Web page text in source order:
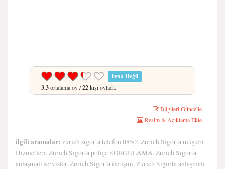
Fena Değil
3.3ortalama oy /22kişi oyladı.
Bilgileri Güncelle
Resim & Açıklama Ekle
ilgili aramalar: zurich sigorta telefon 0850', Zurich Sigorta müşteri
Hizmetleri, Zurich Sigorta poliçe SORGULAMA, Zurich Sigorta
anlaşmali servisler, Zurich Sigorta iletişim, Zurich Sigorta anlaşmalı